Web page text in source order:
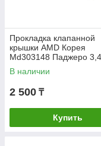
Прокладка клапанной
крышки AMD Корея
Md303148 Паджеро 3,4
Монтеро спорт Делика
В наличии
2 500 ₸
Купить